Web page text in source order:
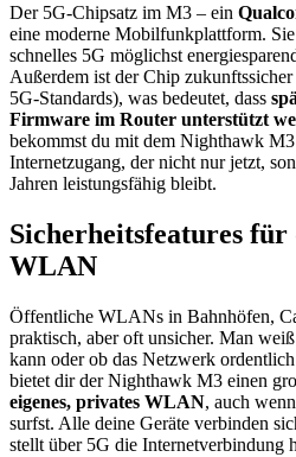
Der 5G-Chipsatz im M3 – ein
eine moderne Mobilfunkplattform.
schnelles 5G möglichst
Außerdem ist der Chip
5G-Standards), was bedeutet, dass
Firmware im Router unterstützt
bekommst du mit dem Nighthawk
Internetzugang, der nicht nur jetzt,
Jahren leistungsfähig bleibt.
Sicherheitsfeatures für
WLAN
Öffentliche WLANs in Bahnhöfen,
praktisch, aber oft unsicher. Man
kann oder ob das Netzwerk
bietet dir der Nighthawk M3 einen
eigenes, privates WLAN, auch
surfst. Alle deine Geräte verbinden
stellt über 5G die Internetverbindung